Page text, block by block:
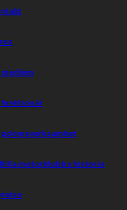
medlem
funktionär
motorklubbs historia
då ska egen stol tas med till